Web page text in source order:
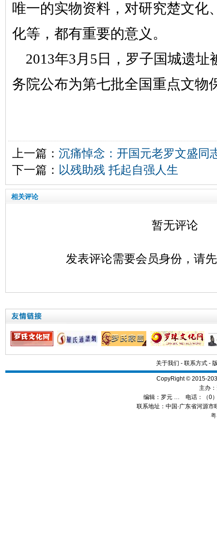
唯一的实物资料，对研究楚文化
化等，都有重要的意义。
2013年3月5日，罗子国城遗
务院公布为第七批全国重点文物
上一篇： 沉痛悼念：开国元老罗文盛同
下一篇： 以残助残 托起自强人生
相关评论
暂无评论
发表评论需要会员身份，请
关于我们 - 联系方式-
CopyRight © 2015-
主办：
编辑： 罗元 … 电话：（0
联系地址：中国·广东省河源